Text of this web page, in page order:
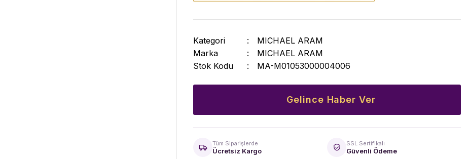
Kategori
MICHAEL ARAM
Marka
MICHAEL ARAM
Stok Kodu
MA-M01053000004006
Gelince Haber Ver
Tüm Siparişlerde
Ücretsiz Kargo
SSL Sertifikalı
Güvenli Ödeme